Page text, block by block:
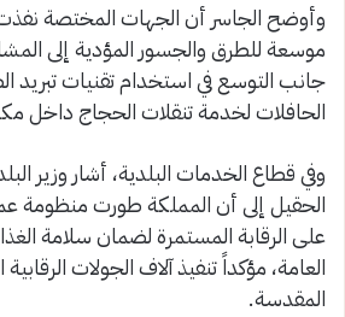
وأوضح الجاسر أن الجهات المختصة
موسعة للطرق والجسور المؤدية إلى
جانب التوسع في استخدام تقنيات تبريد
الحافلات لخدمة تنقلات الحجاج داخل
وفي قطاع الخدمات البلدية، أشار وزير
الحقيل إلى أن المملكة طورت منظومة
على الرقابة المستمرة لضمان سلامة
العامة، مؤكداً تنفيذ آلاف الجولات
المقدسة.